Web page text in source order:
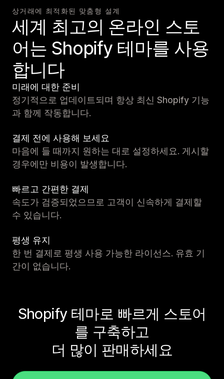
상거래에 최적화된 맞춤형 설계
세계 최고의 온라인 스토
어는 Shopify 테마를 사용
합니다
미래에 대한 준비
정기적으로 업데이트되며 항상 최신 Shopify 기능
과 함께 작동합니다.
결제 전에 사용해 보세요
마음에 들 때까지 원하는 대로 설정하세요. 게시할
경우에만 비용이 발생합니다.
빠르고 간편한 결제
속도가 검증되었으므로 고객이 신속하게 결제할
수 있습니다.
평생 유지
한 번 결제로 평생 사용 가능한 라이선스. 유효 기
간이 없습니다.
Shopify 테마로 빠르게 스토어
를 구축하고
더 많이 판매하세요